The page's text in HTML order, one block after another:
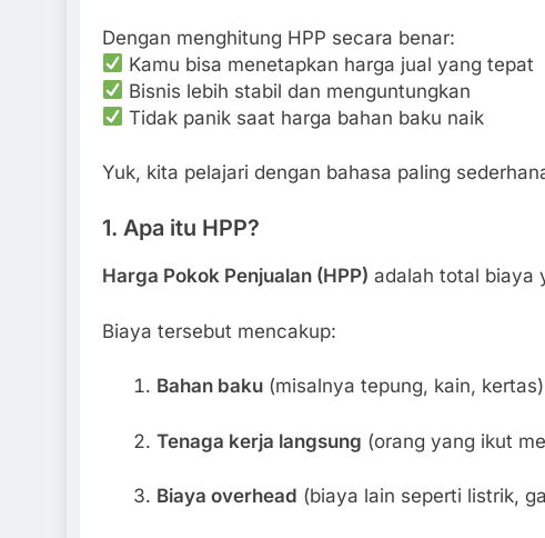
Dengan menghitung HPP secara benar:
Kamu bisa menetapkan harga jual yang tepat
Bisnis lebih stabil dan menguntungkan
Tidak panik saat harga bahan baku naik
Yuk, kita pelajari dengan bahasa paling
1. Apa itu HPP?
Harga Pokok Penjualan (HPP) adalah total biaya
Biaya tersebut mencakup:
Bahan baku(misalnya tepung, kain, kertas)
Tenaga kerja langsung (orang yang ikut
Biaya overhead (biaya lain seperti listrik,